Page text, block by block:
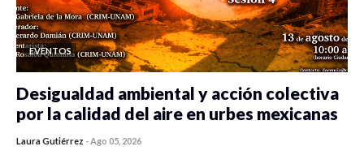
EVENTOS
Desigualdad ambiental y acción colectiva
por la calidad del aire en urbes mexicanas
Laura Gutiérrez -Ago 05, 2026